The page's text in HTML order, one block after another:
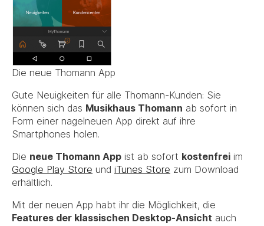
Die neue Thomann App
Gute Neuigkeiten für alle Thomann-Kunden: Sie
können sich das Musikhaus Thomann ab sofort in
Form einer nagelneuen App direkt auf ihre
Smartphones holen.
Die neue Thomann App ist ab sofort kostenfrei im
Google Play Store und iTunes Store zum Download
erhältlich.
Mit der neuen App habt ihr die Möglichkeit, die
Features der klassischen Desktop-Ansicht auch